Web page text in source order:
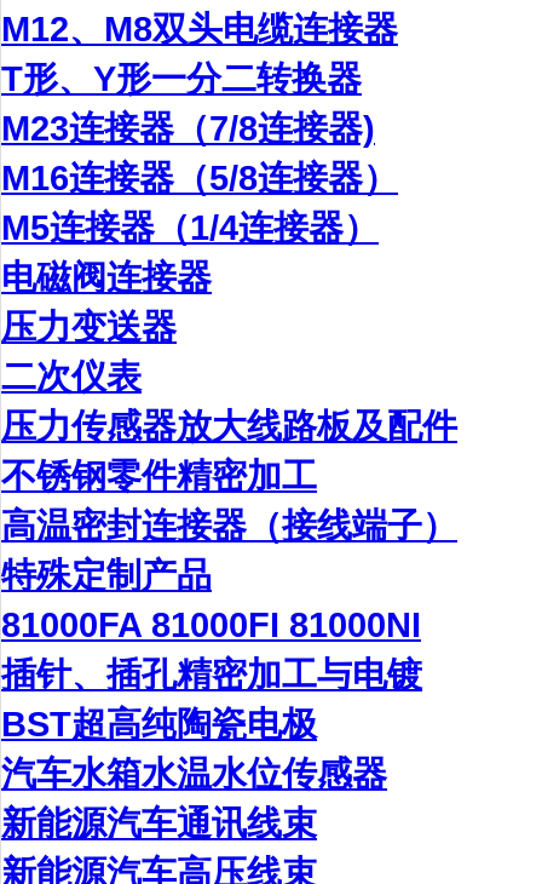
M12、M8双头电缆连接器
T形、Y形一分二转换器
M23连接器（7/8连接器)
M16连接器（5/8连接器）
M5连接器（1/4连接器）
电磁阀连接器
压力变送器
二次仪表
压力传感器放大线路板及配件
不锈钢零件精密加工
高温密封连接器（接线端子）
特殊定制产品
81000FA 81000FI 81000NI
插针、插孔精密加工与电镀
BST超高纯陶瓷电极
汽车水箱水温水位传感器
新能源汽车通讯线束
新能源汽车高压线束